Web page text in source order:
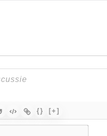
{} [+]
Naam*